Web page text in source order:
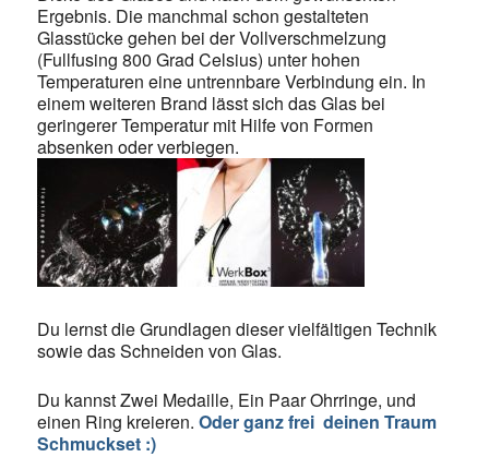
Ergebnis. Die manchmal schon gestalteten
Glasstücke gehen bei der Vollverschmelzung
(Fullfusing 800 Grad Celsius) unter hohen
Temperaturen eine untrennbare Verbindung ein. In
einem weiteren Brand lässt sich das Glas bei
geringerer Temperatur mit Hilfe von Formen
absenken oder verbiegen.
Du lernst die Grundlagen dieser vielfältigen Technik
sowie das Schneiden von Glas.
Du kannst Zwei Medaille, Ein Paar Ohrringe, und
einen Ring kreieren. Oder ganz frei deinen Traum
Schmuckset :)